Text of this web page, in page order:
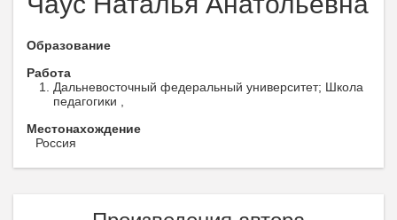
Образование
Работа
Дальневосточный федеральный университет; Школа
педагогики ,
Местонахождение
Россия